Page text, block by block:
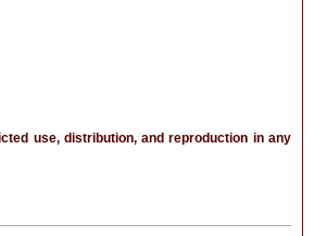
use, distribution, and reproduction in any